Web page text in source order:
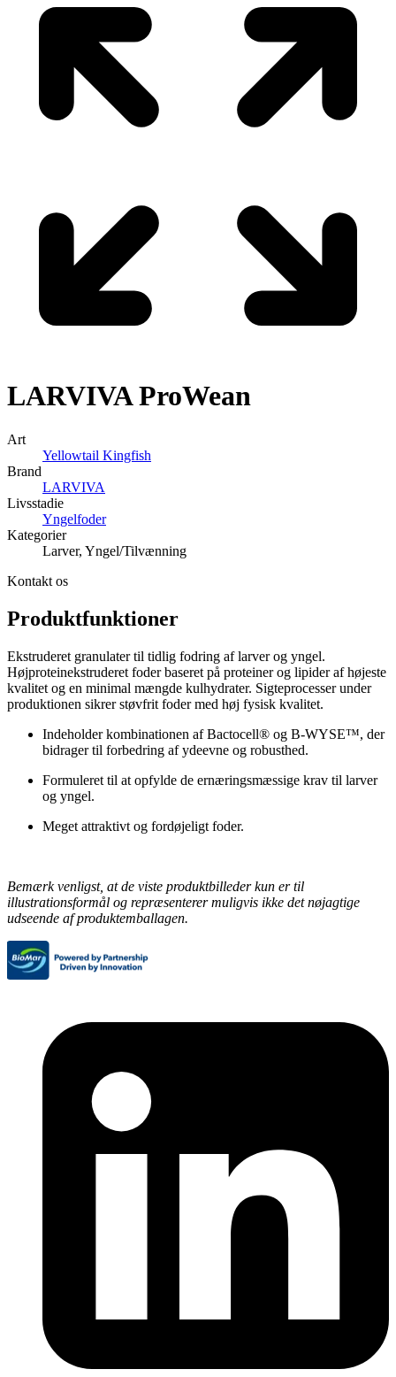
LARVIVA ProWean
Art
Yellowtail Kingfish
Brand
LARVIVA
Livsstadie
Yngelfoder
Kategorier
Larver, Yngel/Tilvænning
Kontakt os
Produktfunktioner
Ekstruderet granulater til tidlig fodring af larver og yngel.
Højproteinekstruderet foder baseret på proteiner og lipider af højeste
kvalitet og en minimal mængde kulhydrater. Sigteprocesser under
produktionen sikrer støvfrit foder med høj fysisk kvalitet.
Indeholder kombinationen af Bactocell® og B-WYSE™, der
bidrager til forbedring af ydeevne og robusthed.
Formuleret til at opfylde de ernæringsmæssige krav til larver
og yngel.
Meget attraktivt og fordøjeligt foder.
Bemærk venligst, at de viste produktbilleder kun er til
illustrationsformål og repræsenterer muligvis ikke det nøjagtige
udseende af produktemballagen.